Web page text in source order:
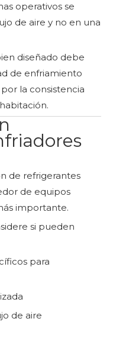
operativos se
de aire y no en una
diseñado debe
de enfriamiento
la consistencia
de refrigerantes
de equipos
importante.
si pueden
para
de aire